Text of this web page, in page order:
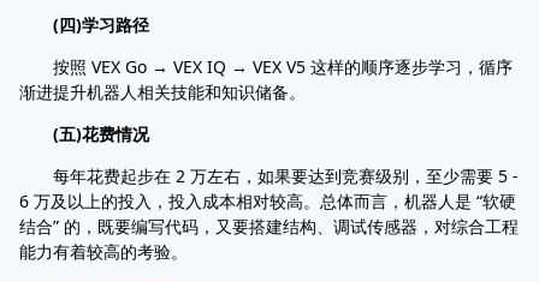
(四)学习路径
按照 VEX Go → VEX IQ → VEX V5 这样的顺序逐步学习，循序
渐进提升机器人相关技能和知识储备。
(五)花费情况
每年花费起步在 2 万左右，如果要达到竞赛级别，至少需要 5 -
6 万及以上的投入，投入成本相对较高。总体而言，机器人是 “软硬
结合” 的，既要编写代码，又要搭建结构、调试传感器，对综合工程
能力有着较高的考验。